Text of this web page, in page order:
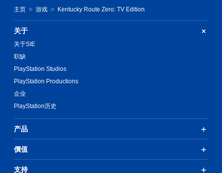
主页 游戏 Kentucky Route Zero: TV Edition
关于
关于SIE
职缺
PlayStation Studios
PlayStation Productions
企业
PlayStation历史
产品
價值
支持